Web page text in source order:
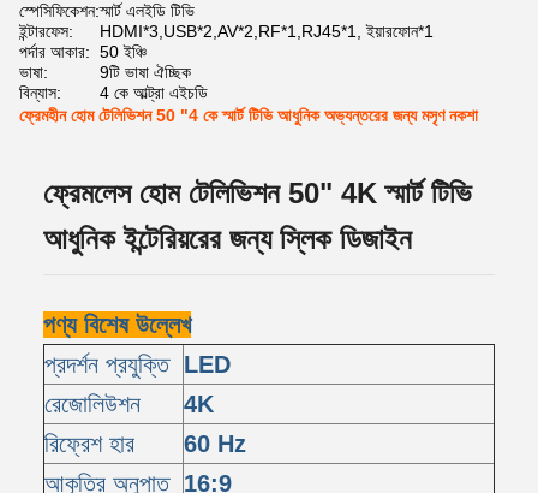
স্পেসিফিকেশন:স্মার্ট এলইডি টিভি
ইন্টারফেস:
HDMI*3,USB*2,AV*2,RF*1,RJ45*1, ইয়ারফোন*1
পর্দার আকার: 50 ইঞ্চি
ভাষা:
9টি ভাষা ঐচ্ছিক
বিন্যাস:
4 কে আল্ট্রা এইচডি
ফ্রেমহীন হোম টেলিভিশন 50 "4 কে স্মার্ট টিভি আধুনিক অভ্যন্তরের জন্য মসৃণ নকশা
ফ্রেমলেস হোম টেলিভিশন 50" 4K স্মার্ট টিভি
আধুনিক ইন্টেরিয়রের জন্য স্লিক ডিজাইন
পণ্য বিশেষ উল্লেখ
প্রদর্শন প্রযুক্তি LED
রেজোলিউশন
4K
রিফ্রেশ হার
60 Hz
আকৃতির অনুপাত 16:9